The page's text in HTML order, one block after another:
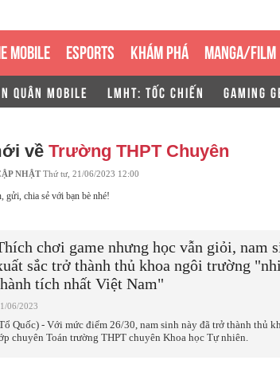
MOBILE ESPORTS KHÁM PHÁ MANGA/FILM
QUÂN MOBILE LMHT: TỐC CHIẾN GAMING
về Trường THPT Chuyên
NHẬTThứ tư, 21/06/2023 12:00
gửi, chia sẻ với bạn bè nhé!
chơi game nhưng học vẫn giỏi, nam
sắc trở thành thủ khoa ngôi trường
tích nhất Việt Nam"
06/2023
Quốc) - Với mức điểm 26/30, nam sinh này đã trở thành thủ
chuyên Toán trường THPT chuyên Khoa học Tự nhiên.